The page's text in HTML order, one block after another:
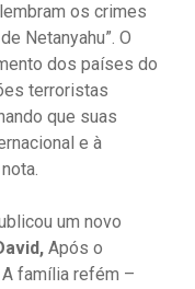
os crimes
Netanyahu”. O
dos países do
terroristas
que suas
e à
um novo
Após o
família refém –